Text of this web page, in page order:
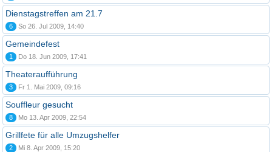
Dienstagstreffen am 21.7
6 So 26. Jul 2009, 14:40
Gemeindefest
1 Do 18. Jun 2009, 17:41
Theateraufführung
3 Fr 1. Mai 2009, 09:16
Souffleur gesucht
8 Mo 13. Apr 2009, 22:54
Grillfete für alle Umzugshelfer
2 Mi 8. Apr 2009, 15:20